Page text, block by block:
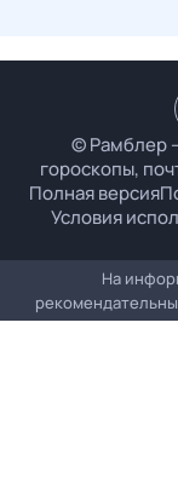
© Рамблер
гороскопы,
Полная версия
Условия
На